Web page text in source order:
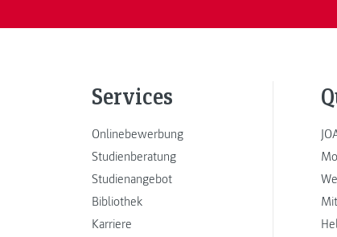
Services
Onlinebewerbung
Studienberatung
Studienangebot
Bibliothek
Karriere